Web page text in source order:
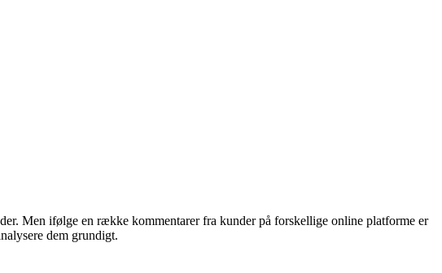
Men ifølge en række kommentarer fra kunder på forskellige online platforme er
dem grundigt.